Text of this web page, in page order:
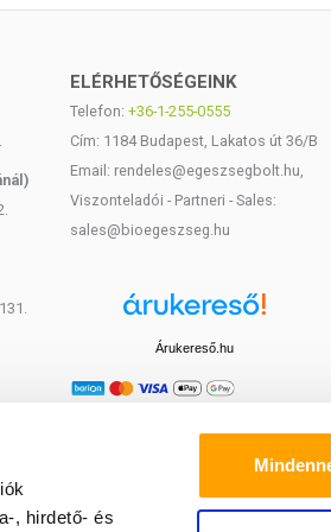
, hirdető- és
ELÉRHETŐSÉGEINK
Telefon: +36-1-255-0555
Cím: 1184 Budapest, Lakatos út 36/B
Email: rendeles@egeszsegbolt.hu,
Viszonteladói - Partneri - Sales:
sales@bioegeszseg.hu
Árukereső.hu